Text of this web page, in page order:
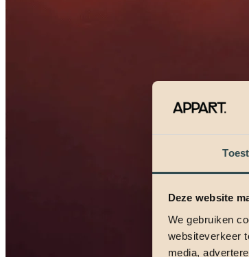
Deze website
We gebruiken
websiteverkeer
media,